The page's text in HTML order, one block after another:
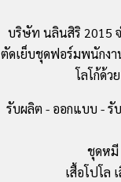
บริษัท นลินสิริ 2015
ตัดเย็บชุดฟอร์มพนักงา
โลโก้ด้ว
รับผลิต - ออกแบบ -
ชุดหมี
เสื้อโปโล